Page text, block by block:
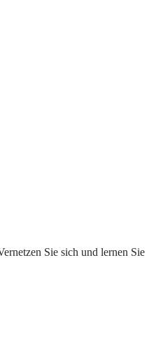
Sie sich und lernen Sie